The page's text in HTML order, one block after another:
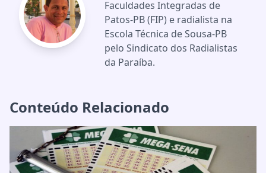
Faculdades Integradas de
Patos-PB (FIP) e radialista na
Escola Técnica de Sousa-PB
pelo Sindicato dos Radialistas
da Paraíba.
Conteúdo Relacionado